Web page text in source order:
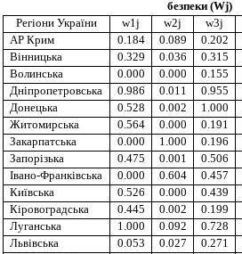
безпеки (Wj)
Регіони України
w1j w2j w3j
АР Крим
0.184 0.089 0.202
Вінницька
0.329 0.036 0.315
Волинська
0.000 0.000 0.155
Дніпропетровська
0.986 0.011 0.955
Донецька
0.528 0.002 1.000
Житомирська
0.564 0.000 0.191
Закарпатська
0.000 1.000 0.196
Запорізька
0.475 0.001 0.506
Івано-Франківська
0.000 0.604 0.457
Київська
0.526 0.000 0.439
Кіровоградська
0.445 0.002 0.199
Луганська
1.000 0.092 0.728
Львівська
0.053 0.027 0.271